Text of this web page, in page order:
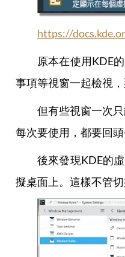
https://
原本在使用KDE
事項等視窗一起檢視
但有些視窗一次
每次要使用，都要回
後來發現KDE的
擬桌面上。這樣不管